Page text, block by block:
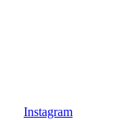
Instagram